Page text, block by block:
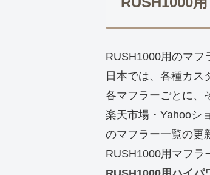
RUSH1000用のマフ
日本では、各種カス
各マフラーごとに、
楽天市場・Yahooシ
のマフラー一覧の更
RUSH1000用マフラ